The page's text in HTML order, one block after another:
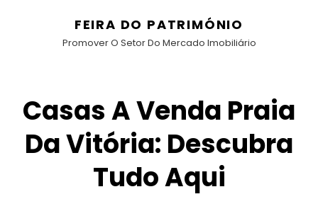
FEIRA DO PATRIMÓNIO
Promover O Setor Do Mercado Imobiliário
Casas A Venda Praia
Da Vitória: Descubra
Tudo Aqui